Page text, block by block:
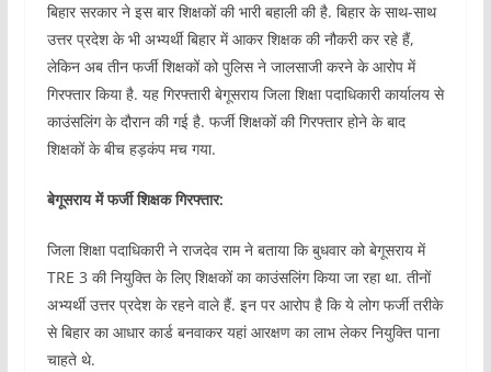
बिहार सरकार ने इस बार शिक्षकों की भारी बहाली की है. बिहार के साथ-साथ
उत्तर प्रदेश के भी अभ्यर्थी बिहार में आकर शिक्षक की नौकरी कर रहे हैं,
लेकिन अब तीन फर्जी शिक्षकों को पुलिस ने जालसाजी करने के आरोप में
गिरफ्तार किया है. यह गिरफ्तारी बेगूसराय जिला शिक्षा पदाधिकारी कार्यालय से
काउंसलिंग के दौरान की गई है. फर्जी शिक्षकों की गिरफ्तार होने के बाद
शिक्षकों के बीच हड़कंप मच गया.
बेगूसराय में फर्जी शिक्षक गिरफ्तार:
जिला शिक्षा पदाधिकारी ने राजदेव राम ने बताया कि बुधवार को बेगूसराय में
TRE 3 की नियुक्ति के लिए शिक्षकों का काउंसलिंग किया जा रहा था. तीनों
अभ्यर्थी उत्तर प्रदेश के रहने वाले हैं. इन पर आरोप है कि ये लोग फर्जी तरीके
से बिहार का आधार कार्ड बनवाकर यहां आरक्षण का लाभ लेकर नियुक्ति पाना
चाहते थे.